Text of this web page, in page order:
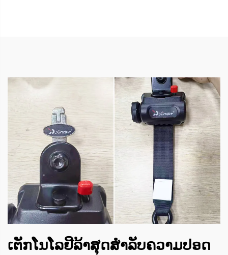
ເຕັກໂນໂລຢີລ້າສຸດສຳລັບຄວາມປອດ